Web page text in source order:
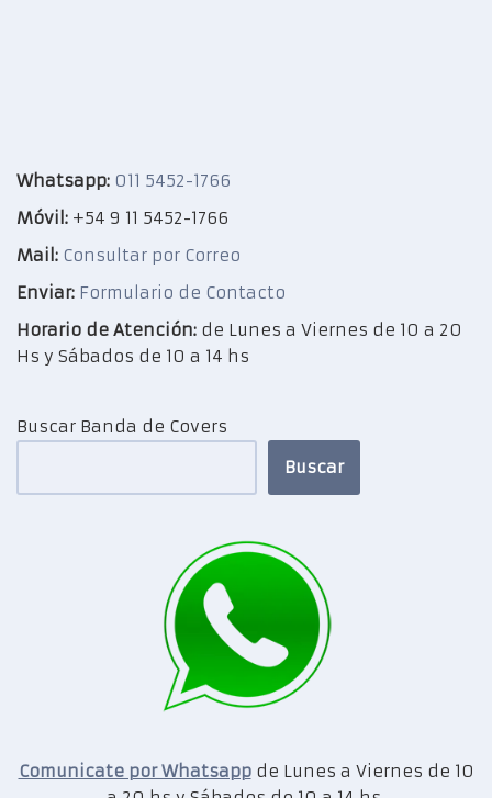
Whatsapp: 011 5452-1766
Móvil: +54 9 11 5452-1766
Mail: Consultar por Correo
Enviar: Formulario de Contacto
Horario de Atención: de Lunes a Viernes de 10 a 20
Hs y Sábados de 10 a 14 hs
Buscar Banda de Covers
Buscar
Comunicate por Whatsappde Lunes a Viernes de 10